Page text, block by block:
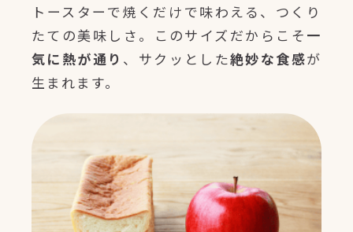
トースターで焼くだけで味わえる、つくり
たての美味しさ。このサイズだからこそ 一
気に熱が通り 、サクッとした絶妙な食感が
生まれます。